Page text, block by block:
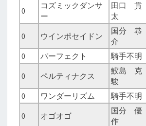
0
コズミックダンサ
ー
田口 貫
太
0 ウインポセイドン
国分 恭
介
0 パーフェクト 騎手不明
0 ペルティナクス
鮫島 克
駿
0 ワンダーリズム 騎手不明
0 オゴオゴ
国分 優
作